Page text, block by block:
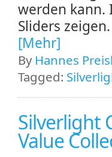
werden kann.
Sliders
[Mehr]
By Hannes
Tagged:
Silverlight
Value